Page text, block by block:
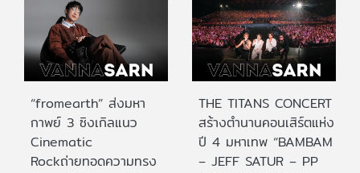
“fromearth” ส่งมหา
กาพย์ 3 ซิงเกิลแนว
Cinematic
Rockถ่ายทอดความทรง
THE TITANS CONCERT
สร้างตำนานคอนเสิร์ตแห่ง
ปี 4 มหาเทพ “BAMBAM
– JEFF SATUR – PP